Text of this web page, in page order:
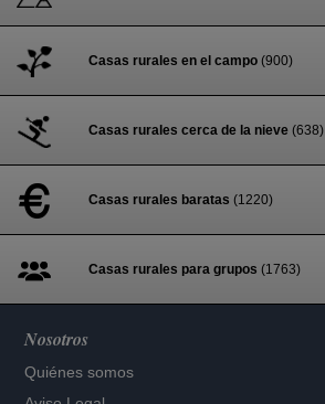
Casas rurales en el campo (900)
Casas rurales cerca de la nieve (638)
Casas rurales baratas (1220)
Casas rurales para grupos (1763)
Nosotros
Quiénes somos